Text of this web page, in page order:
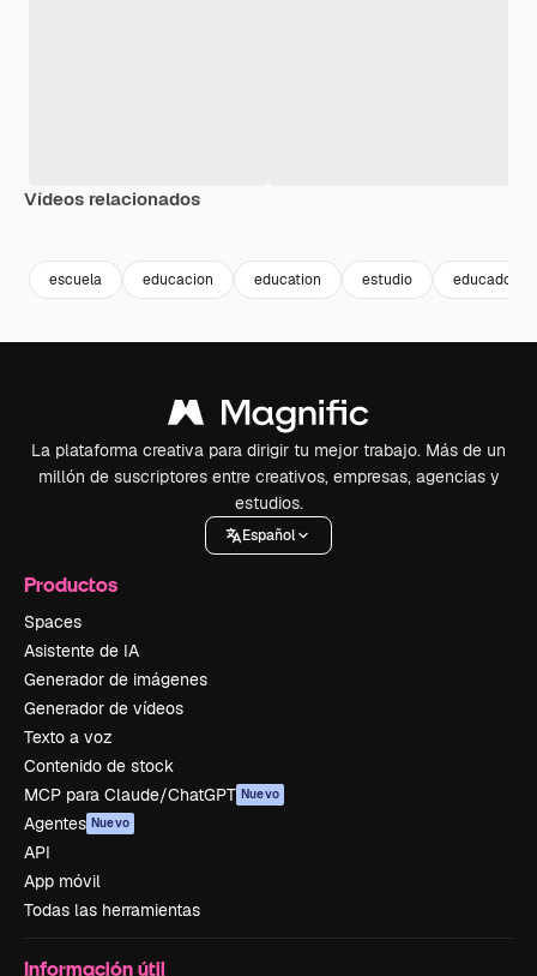
Vídeos relacionados
escuela educacion education estudio educadora
La plataforma creativa para dirigir tu mejor trabajo. Más de un
millón de suscriptores entre creativos, empresas, agencias y
estudios.
Español
Productos
Spaces
Asistente de IA
Generador de imágenes
Generador de vídeos
Texto a voz
Contenido de stock
MCP para Claude/ChatGPT Nuevo
Agentes Nuevo
API
App móvil
Todas las herramientas
Información útil